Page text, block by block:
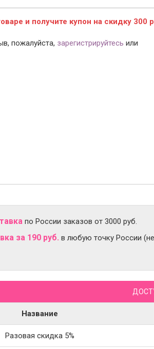
и получите купон на скидку 300
пожалуйста, зарегистрируйтесь или
по России заказов от 3000 руб.
за 190 руб. в любую точку России
Название
Разовая скидка 5%